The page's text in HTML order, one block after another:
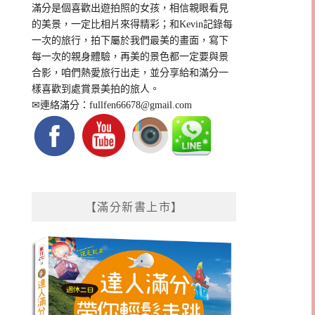
滿分是個喜歡出遊拍照的女孩，相信親眼看見
的美景，一定比相片來得精彩；和Kevin記錄每
一次的旅行，拍下屬於我們最美的畫面，寫下
每一次的親身體驗，再美的景色都一定要與景
合影，咱們熱愛旅行出走，並分享給和滿分一
樣喜歡到處賞景美拍的旅人。
✉連絡滿分：fullfen66678@gmail.com
【滿分新書上市】